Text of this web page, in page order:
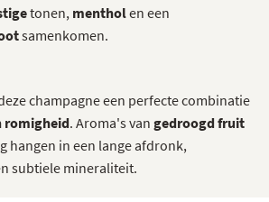
tonen, mentholen een
samenkomen.
champagne een perfecte combinatie
romigheid. Aroma's van gedroogd fruit
hangen in een lange afdronk,
subtiele mineraliteit.